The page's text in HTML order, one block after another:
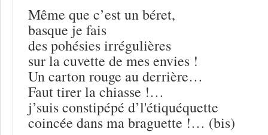
Même que c’est un béret,
basque je fais
des pohésies irrégulières
sur la cuvette de mes envies !
Un carton rouge au derrière…
Faut tirer la chiasse !…
j’suis constipépé d’l'étiquéquette
coincée dans ma braguette !… (bis)